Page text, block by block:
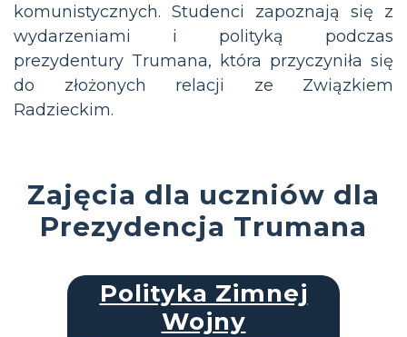
komunistycznych. Studenci zapoznają się z
wydarzeniami i polityką podczas
prezydentury Trumana, która przyczyniła się
do złożonych relacji ze Związkiem
Radzieckim.
Zajęcia dla uczniów dla
Prezydencja Trumana
Polityka Zimnej
Wojny